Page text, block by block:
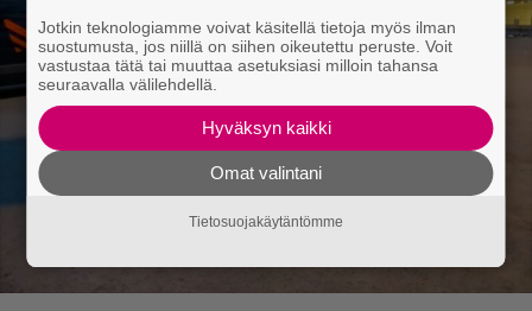
Jotkin teknologiamme voivat käsitellä tietoja myös ilman
suostumusta, jos niillä on siihen oikeutettu peruste. Voit
vastustaa tätä tai muuttaa asetuksiasi milloin tahansa
seuraavalla välilehdellä.
Hyväksyn kaikki
Omat valintani
Tietosuojakäytäntömme